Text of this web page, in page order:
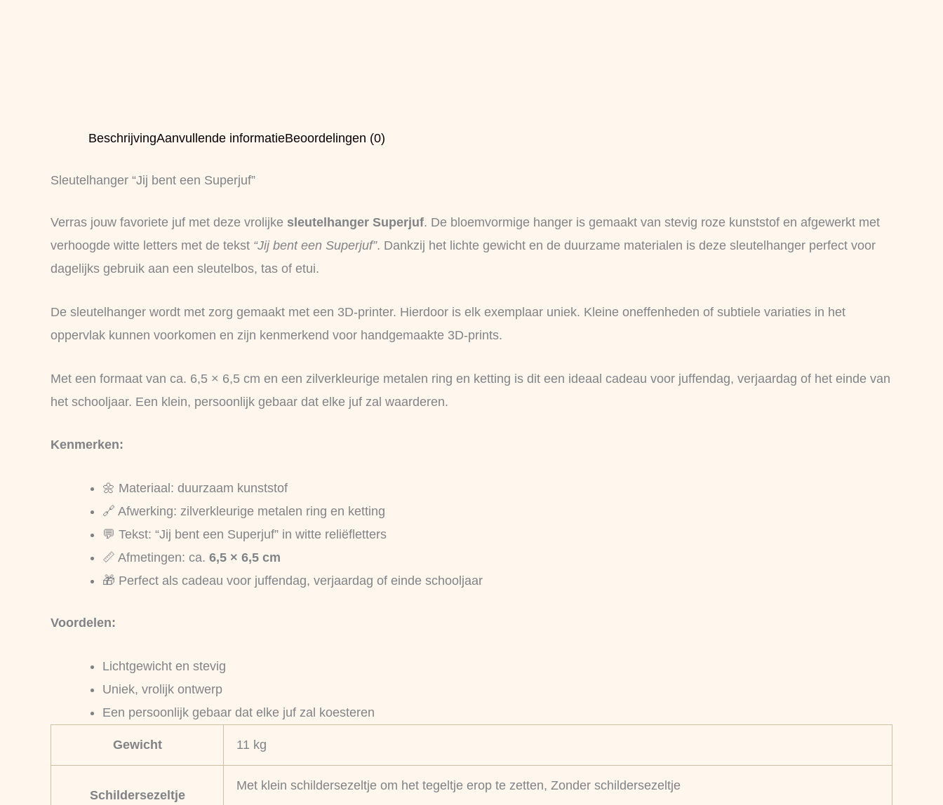
BeschrijvingAanvullende informatieBeoordelingen (0)
Sleutelhanger “Jij bent een Superjuf”
Verras jouw favoriete juf met deze vrolijke sleutelhanger Superjuf. De bloemvormige hanger is gemaakt van stevig roze kunststof en afgewerkt met
verhoogde witte letters met de tekst “Jij bent een Superjuf”. Dankzij het lichte gewicht en de duurzame materialen is deze sleutelhanger perfect voor
dagelijks gebruik aan een sleutelbos, tas of etui.
De sleutelhanger wordt met zorg gemaakt met een 3D‑printer. Hierdoor is elk exemplaar uniek. Kleine oneffenheden of subtiele variaties in het
oppervlak kunnen voorkomen en zijn kenmerkend voor handgemaakte 3D‑prints.
Met een formaat van ca. 6,5 × 6,5 cm en een zilverkleurige metalen ring en ketting is dit een ideaal cadeau voor juffendag, verjaardag of het einde van
het schooljaar. Een klein, persoonlijk gebaar dat elke juf zal waarderen.
Kenmerken:
🌼 Materiaal: duurzaam kunststof
🔗 Afwerking: zilverkleurige metalen ring en ketting
💬 Tekst: “Jij bent een Superjuf” in witte reliëfletters
📏 Afmetingen: ca. 6,5 × 6,5 cm
🎁 Perfect als cadeau voor juffendag, verjaardag of einde schooljaar
Voordelen:
Lichtgewicht en stevig
Uniek, vrolijk ontwerp
Een persoonlijk gebaar dat elke juf zal koesteren
Gewicht 11 kg
Schildersezeltje
Met klein schildersezeltje om het tegeltje erop te zetten, Zonder schildersezeltje